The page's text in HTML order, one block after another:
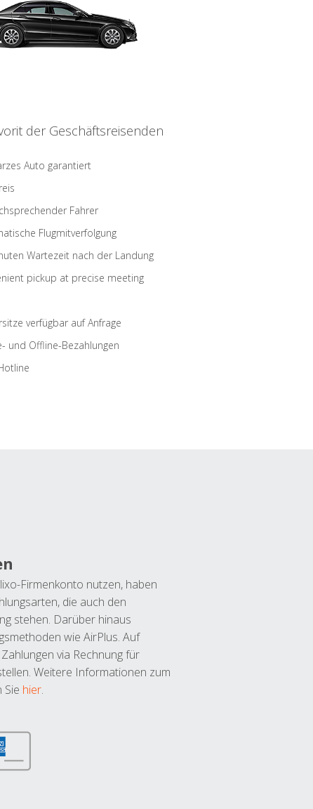
der Geschäftsreisenden
Auto garantiert
Fahrer
Flugmitverfolgung
Wartezeit nach der Landung
pickup at precise meeting
verfügbar auf Anfrage
und Offline-Bezahlungen
Firmenkonto nutzen, haben
die auch den
stehen. Darüber hinaus
wie AirPlus. Auf
via Rechnung für
Weitere Informationen zum
Sie hier.